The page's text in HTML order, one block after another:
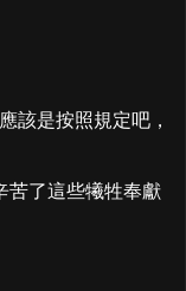
該是按照規定吧，
苦了這些犧牲奉獻